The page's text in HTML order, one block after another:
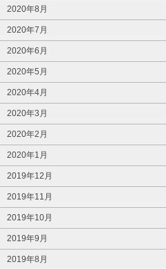
2020年8月
2020年7月
2020年6月
2020年5月
2020年4月
2020年3月
2020年2月
2020年1月
2019年12月
2019年11月
2019年10月
2019年9月
2019年8月